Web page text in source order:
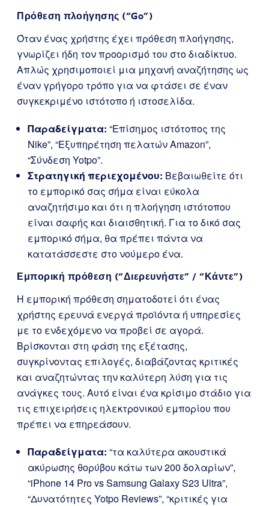
Πρόθεση πλοήγησης (“Go”)
Όταν ένας χρήστης έχει πρόθεση πλοήγησης,
γνωρίζει ήδη τον προορισμό του στο διαδίκτυο.
Απλώς χρησιμοποιεί μια μηχανή αναζήτησης ως
έναν γρήγορο τρόπο για να φτάσει σε έναν
συγκεκριμένο ιστότοπο ή ιστοσελίδα.
Παραδείγματα: “Επίσημος ιστότοπος της
Nike”, “Εξυπηρέτηση πελατών Amazon”,
“Σύνδεση Yotpo”.
Στρατηγική περιεχομένου: Βεβαιωθείτε ότι
το εμπορικό σας σήμα είναι εύκολα
αναζητήσιμο και ότι η πλοήγηση ιστότοπου
είναι σαφής και διαισθητική. Για το δικό σας
εμπορικό σήμα, θα πρέπει πάντα να
κατατάσσεστε στο νούμερο ένα.
Εμπορική πρόθεση (“Διερευνήστε” / “Κάντε”)
Η εμπορική πρόθεση σηματοδοτεί ότι ένας
χρήστης ερευνά ενεργά προϊόντα ή υπηρεσίες
με το ενδεχόμενο να προβεί σε αγορά.
Βρίσκονται στη φάση της εξέτασης,
συγκρίνοντας επιλογές, διαβάζοντας κριτικές
και αναζητώντας την καλύτερη λύση για τις
ανάγκες τους. Αυτό είναι ένα κρίσιμο στάδιο για
τις επιχειρήσεις ηλεκτρονικού εμπορίου που
πρέπει να επηρεάσουν.
Παραδείγματα: “τα καλύτερα ακουστικά
ακύρωσης θορύβου κάτω των 200 δολαρίων”,
“iPhone 14 Pro vs Samsung Galaxy S23 Ultra”,
“Δυνατότητες Yotpo Reviews”, “κριτικές για